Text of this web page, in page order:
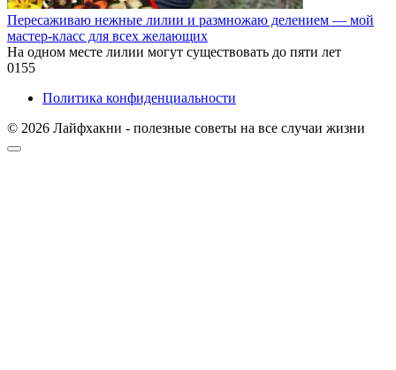
Пересаживаю нежные лилии и размножаю делением — мой
мастер-класс для всех желающих
На одном месте лилии могут существовать до пяти лет
0155
Политика конфиденциальности
© 2026 Лайфхакни - полезные советы на все случаи жизни